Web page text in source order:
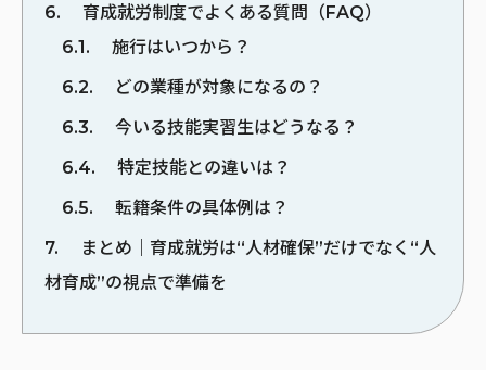
6
育成就労制度でよくある質問（FAQ）
6.1
施行はいつから？
6.2
どの業種が対象になるの？
6.3
今いる技能実習生はどうなる？
6.4
特定技能との違いは？
6.5
転籍条件の具体例は？
7
まとめ｜育成就労は“人材確保”だけでなく“人
材育成”の視点で準備を